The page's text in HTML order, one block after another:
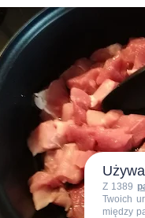
Z 1389
Twoich
między